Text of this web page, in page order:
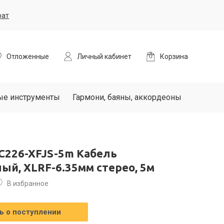
Отложенные Личный кабинет Корзина
инструменты Гармони, баяны, аккордеоны
XFJS-5m Кабель
XLRF-6.35мм стерео, 5м
В избранное
о поступлении